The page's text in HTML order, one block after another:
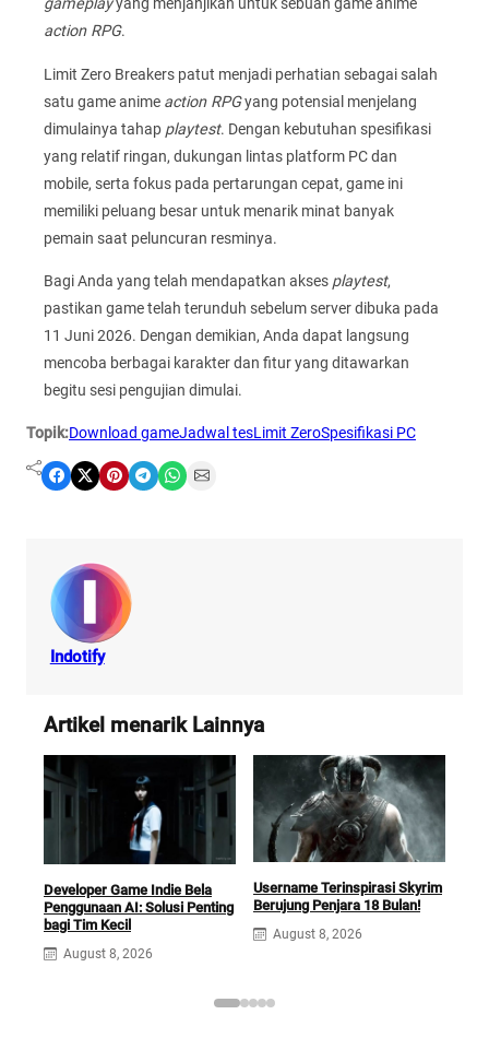
gameplayyang menjanjikan untuk sebuah game anime
action RPG.
Limit Zero Breakers patut menjadi perhatian sebagai salah
satu game anime action RPGyang potensial menjelang
dimulainya tahap playtest. Dengan kebutuhan spesifikasi
yang relatif ringan, dukungan lintas platform PC dan
mobile, serta fokus pada pertarungan cepat, game ini
memiliki peluang besar untuk menarik minat banyak
pemain saat peluncuran resminya.
Bagi Anda yang telah mendapatkan akses playtest,
pastikan game telah terunduh sebelum server dibuka pada
11 Juni 2026. Dengan demikian, Anda dapat langsung
mencoba berbagai karakter dan fitur yang ditawarkan
begitu sesi pengujian dimulai.
Topik:Download gameJadwal tesLimit ZeroSpesifikasi PC
Share on Facebook Share on X Share on Pinterest Share on Telegram Share on WhatsApp Share on Email
Indotify
Artikel menarik Lainnya
Developer Game Indie Bela
Penggunaan AI: Solusi Penting
bagi Tim Kecil
August 8, 2026
Username Terinspirasi Skyrim
Berujung Penjara 18 Bulan!
August 8, 2026